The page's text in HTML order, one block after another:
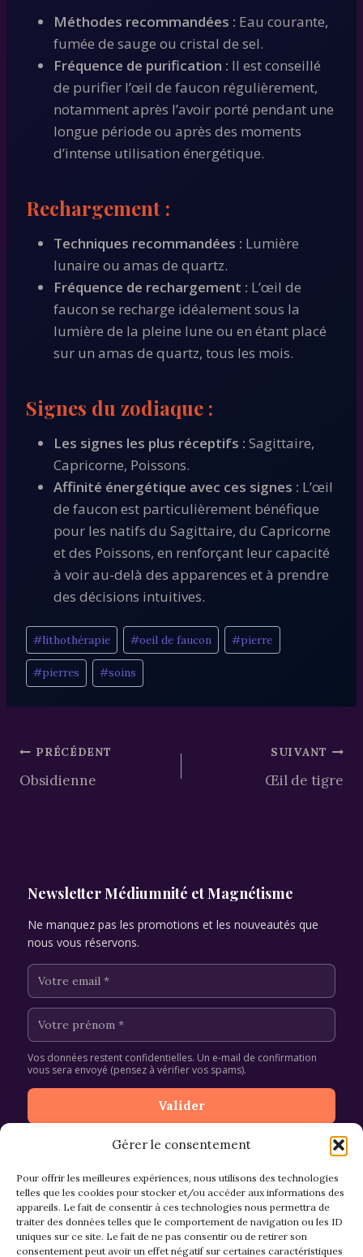
Gérer le consentement
Pour offrir les meilleures expériences, nous utilisons des technologies
telles que les cookies pour stocker et/ou accéder aux informations des
appareils. Le fait de consentir à ces technologies nous permettra de
traiter des données telles que le comportement de navigation ou les ID
uniques sur ce site. Le fait de ne pas consentir ou de retirer son
consentement peut avoir un effet négatif sur certaines caractéristiques
Méthodes recommandées : Eau courante,
fumée de sauge ou cristal de sel.
Fréquence de purification : Il est conseillé
de purifier l’œil de faucon régulièrement,
notamment après l’avoir porté pendant une
longue période ou après des moments
d’intense utilisation énergétique.
Rechargement :
Techniques recommandées : Lumière
lunaire ou amas de quartz.
Fréquence de rechargement : L’œil de
faucon se recharge idéalement sous la
lumière de la pleine lune ou en étant placé
sur un amas de quartz, tous les mois.
Signes du zodiaque :
Les signes les plus réceptifs : Sagittaire,
Capricorne, Poissons.
Affinité énergétique avec ces signes : L’œil
de faucon est particulièrement bénéfique
pour les natifs du Sagittaire, du Capricorne
et des Poissons, en renforçant leur capacité
à voir au-delà des apparences et à prendre
des décisions intuitives.
Étiquettes
de
la
#lithothérapie #oeil de faucon #pierre
#pierres #soins
Navigation
de
PRÉCÉDENT
Obsidienne
SUIVANT
Œil de tigre
Newsletter Médiumnité et Magnétisme
Ne manquez pas les promotions et les nouveautés que
nous vous réservons.
Vos données restent confidentielles. Un e-mail de confirmation
vous sera envoyé (pensez à vérifier vos spams).
CGV et Retours